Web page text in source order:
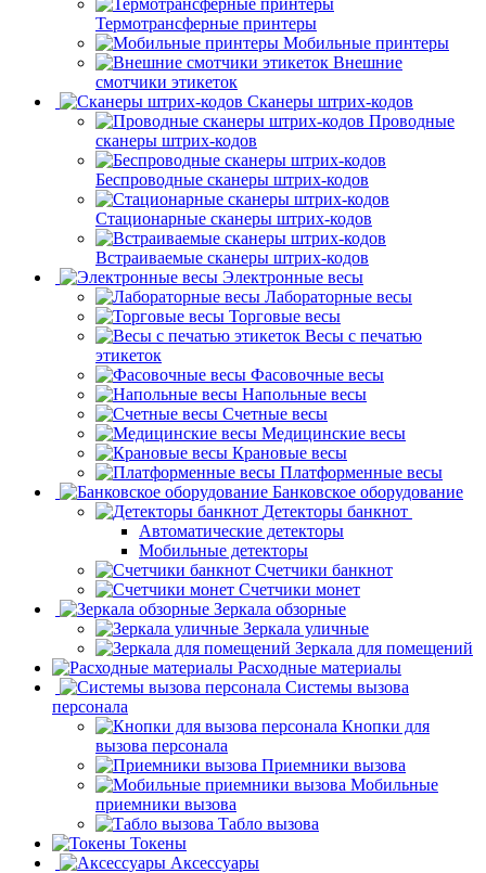
Термотрансферные принтеры
Мобильные принтеры
Внешние
смотчики этикеток
Сканеры штрих-кодов
Проводные
сканеры штрих-кодов
Беспроводные сканеры штрих-кодов
Стационарные сканеры штрих-кодов
Встраиваемые сканеры штрих-кодов
Электронные весы
Лабораторные весы
Торговые весы
Весы с печатью
этикеток
Фасовочные весы
Напольные весы
Счетные весы
Медицинские весы
Крановые весы
Платформенные весы
Банковское оборудование
Детекторы банкнот
Автоматические детекторы
Мобильные детекторы
Счетчики банкнот
Счетчики монет
Зеркала обзорные
Зеркала уличные
Зеркала для помещений
Расходные материалы
Системы вызова
персонала
Кнопки для
вызова персонала
Приемники вызова
Мобильные
приемники вызова
Табло вызова
Токены
Аксессуары